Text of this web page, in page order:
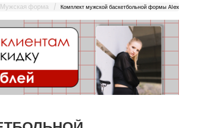
Мужская форма Комплект мужской баскетбольной формы Alex